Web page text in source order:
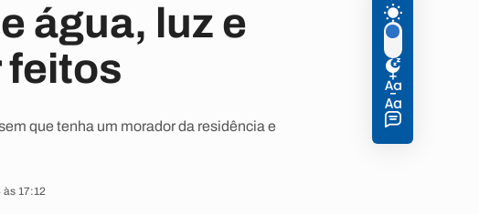
água, luz e
feitos
que tenha um morador da residência e
17:12